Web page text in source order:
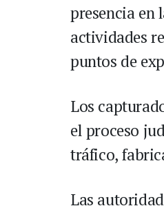
presencia en
actividades
puntos de
Los
el proceso
tráfico,
Las